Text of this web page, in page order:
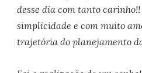
desse dia com tanto
simplicidade e com muito
trajetória do planejamento